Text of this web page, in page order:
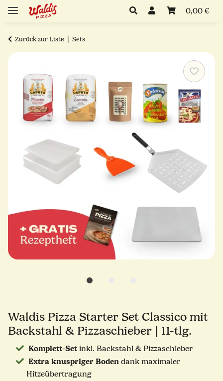
0,00 €
Zurück zur Liste Sets
Waldis Pizza Starter Set Classico mit
Backstahl & Pizzaschieber | 11-tlg.
Komplett-Setinkl. Backstahl & Pizzaschieber
Extra knuspriger Bodendank maximaler
Hitzeübertragung